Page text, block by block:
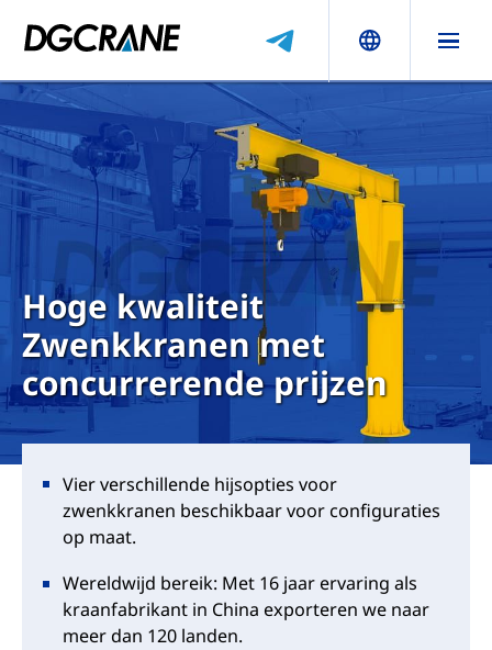
Hoge kwaliteit
Zwenkkranen met
concurrerende prijzen
Vier verschillende hijsopties voor
zwenkkranen beschikbaar voor configuraties
op maat.
Wereldwijd bereik: Met 16 jaar ervaring als
kraanfabrikant in China exporteren we naar
meer dan 120 landen.